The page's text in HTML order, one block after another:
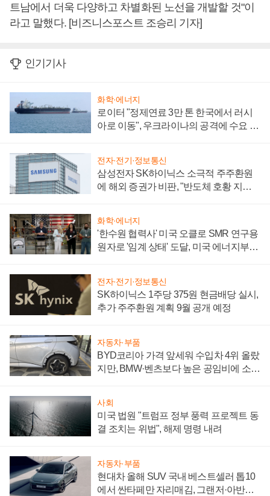
트남에서 더욱 다양하고 차별화된 노선을 개발할 것"이
라고 말했다. [비즈니스포스트 조승리 기자]
인기기사
화학·에너지
로이터 "정제연료 3만 톤 한국에서 러시
아로 이동", 우크라이나의 공격에 수요 늘
전자·전기·정보통신
삼성전자 SK하이닉스 소극적 주주환원
에 해외 증권가 비판, "반도체 호황 지속
화학·에너지
'한수원 협력사' 미국 오클로 SMR 연구용
원자로 '임계 상태' 도달, 미국 에너지부
전자·전기·정보통신
SK하이닉스 1주당 375원 현금배당 실시,
추가 주주환원 계획 9월 공개 예정
자동차·부품
BYD코리아 가격 앞세워 수입차 4위 올랐
지만, BMW·벤츠보다 높은 공임비에 소비
사회
미국 법원 "트럼프 정부 풍력 프로젝트 동
결 조치는 위법", 해제 명령 내려
자동차·부품
현대차 올해 SUV 국내 베스트셀러 톱10
에서 싼타페만 자리매김, 그랜저·아반떼